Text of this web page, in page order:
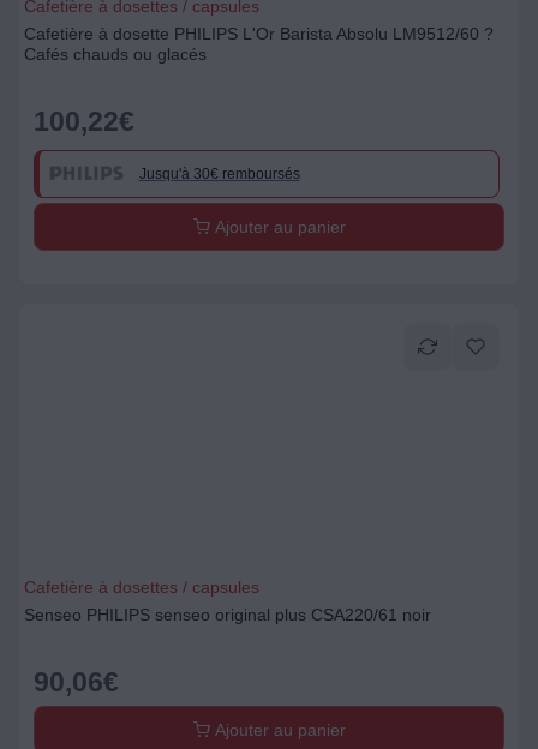
Cafetière à dosettes / capsules
Cafetière à dosette PHILIPS L'Or Barista Absolu LM9512/60 ?
Cafés chauds ou glacés
100,22€
Jusqu'à 30€ remboursés
Ajouter au panier
Cafetière à dosettes / capsules
Senseo PHILIPS senseo original plus CSA220/61 noir
90,06€
Ajouter au panier